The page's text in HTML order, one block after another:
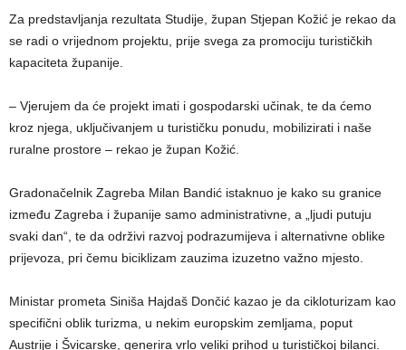
Za predstavljanja rezultata Studije, župan Stjepan Kožić je rekao da
se radi o vrijednom projektu, prije svega za promociju turističkih
kapaciteta županije.
– Vjerujem da će projekt imati i gospodarski učinak, te da ćemo
kroz njega, uključivanjem u turističku ponudu, mobilizirati i naše
ruralne prostore – rekao je župan Kožić.
Gradonačelnik Zagreba Milan Bandić istaknuo je kako su granice
između Zagreba i županije samo administrativne, a „ljudi putuju
svaki dan“, te da održivi razvoj podrazumijeva i alternativne oblike
prijevoza, pri čemu biciklizam zauzima izuzetno važno mjesto.
Ministar prometa Siniša Hajdaš Dončić kazao je da cikloturizam kao
specifični oblik turizma, u nekim europskim zemljama, poput
Austrije i Švicarske, generira vrlo veliki prihod u turističkoj bilanci.